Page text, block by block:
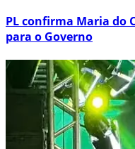
PL confirma Maria do
para o Governo